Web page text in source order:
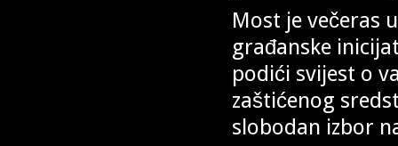
Most je večeras
građanske
podići svijest o
zaštićenog
slobodan izbor